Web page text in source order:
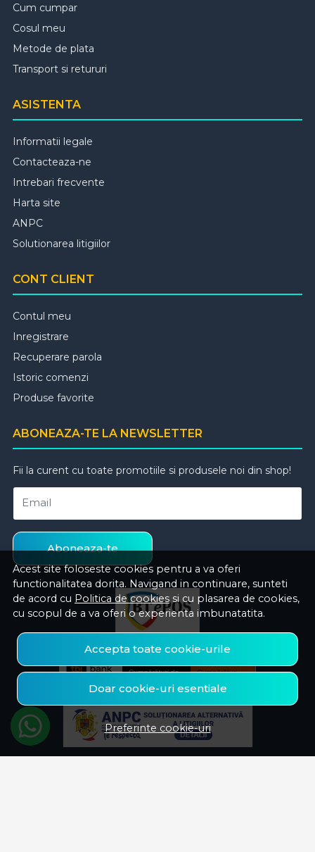
Acest site foloseste cookies pentru a va oferi
functionalitatea dorita. Navigand in continuare, sunteti
de acord cu Politica de cookies si cu plasarea de cookies,
cu scopul de a va oferi o experienta imbunatatita.
Accepta toate cookie-urile
Doar cookie-uri esentiale
Preferinte cookie-uri
Cum cumpar
Cosul meu
Metode de plata
Transport si retururi
ASISTENTA
Informatii legale
Contacteaza-ne
Intrebari frecvente
Harta site
ANPC
Solutionarea litigiilor
CONT CLIENT
Contul meu
Inregistrare
Recuperare parola
Istoric comenzi
Produse favorite
ABONEAZA-TE LA NEWSLETTER
Fii la curent cu toate promotiile si produsele noi din shop!
Email
Aboneaza-te